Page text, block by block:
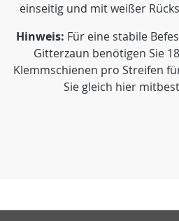
einseitig und mit weißer
Hinweis: Für eine stabile
Gitterzaun benötigen Sie
Klemmschienen pro Streifen
Sie gleich hier